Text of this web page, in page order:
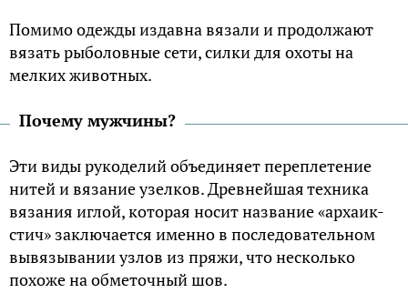
Помимо одежды издавна вязали и продолжают
вязать рыболовные сети, силки для охоты на
мелких животных.
Почему мужчины?
Эти виды рукоделий объединяет переплетение
нитей и вязание узелков. Древнейшая техника
вязания иглой, которая носит название «архаик-
стич» заключается именно в последовательном
вывязывании узлов из пряжи, что несколько
похоже на обметочный шов.